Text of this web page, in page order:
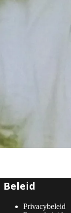
Beleid
Privacybeleid